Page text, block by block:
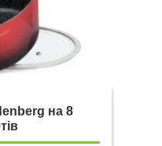
на 8